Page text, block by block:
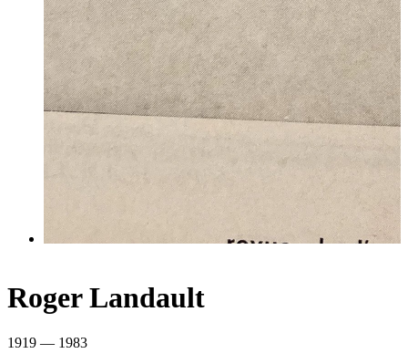
Roger Landault
1919 — 1983